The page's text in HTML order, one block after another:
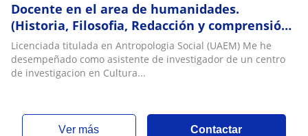
Docente en el area de humanidades.
(Historia, Filosofia, Redacción y comprensión
de textos)
Licenciada titulada en Antropologia Social (UAEM) Me he
desempeñado como asistente de investigador de un centro
de investigacion en Cultura...
ver más Contactar